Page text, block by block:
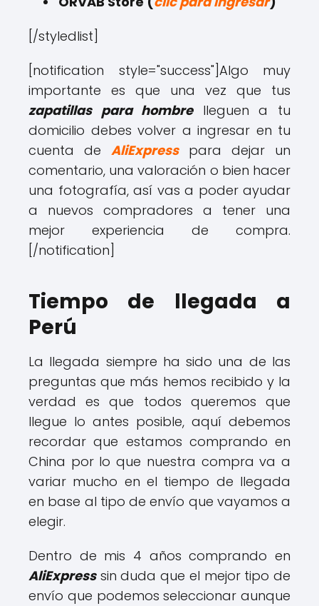
[/styledlist]
[notification style="success"]Algo muy
importante es que una vez que tus
zapatillas para hombrelleguen a tu
domicilio debes volver a ingresar en tu
cuenta de AliExpresspara dejar un
comentario, una valoración o bien hacer
una fotografía, así vas a poder ayudar
a nuevos compradores a tener una
mejor experiencia de compra.
[/notification]
Tiempo de llegada a
Perú
La llegada siempre ha sido una de las
preguntas que más hemos recibido y la
verdad es que todos queremos que
llegue lo antes posible, aquí debemos
recordar que estamos comprando en
China por lo que nuestra compra va a
variar mucho en el tiempo de llegada
en base al tipo de envío que vayamos a
elegir.
Dentro de mis 4 años comprando en
AliExpresssin duda que el mejor tipo de
envío que podemos seleccionar aunque